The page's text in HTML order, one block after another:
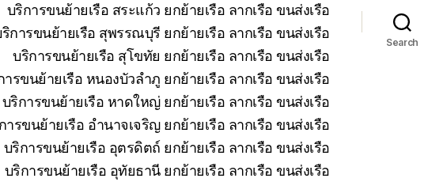
บริการขนย้ายเรือ สระแก้ว ยกย้ายเรือ ลากเรือ ขนส่งเรือ
การขนย้ายเรือ สุพรรณบุรี ยกย้ายเรือ ลากเรือ ขนส่งเรือ
บริการขนย้ายเรือ สุโขทัย ยกย้ายเรือ ลากเรือ ขนส่งเรือ
ารขนย้ายเรือ หนองบัวลำภู ยกย้ายเรือ ลากเรือ ขนส่งเรือ
บริการขนย้ายเรือ หาดใหญ่ ยกย้ายเรือ ลากเรือ ขนส่งเรือ
ารขนย้ายเรือ อำนาจเจริญ ยกย้ายเรือ ลากเรือ ขนส่งเรือ
บริการขนย้ายเรือ อุตรดิตถ์ ยกย้ายเรือ ลากเรือ ขนส่งเรือ
บริการขนย้ายเรือ อุทัยธานี ยกย้ายเรือ ลากเรือ ขนส่งเรือ
Search